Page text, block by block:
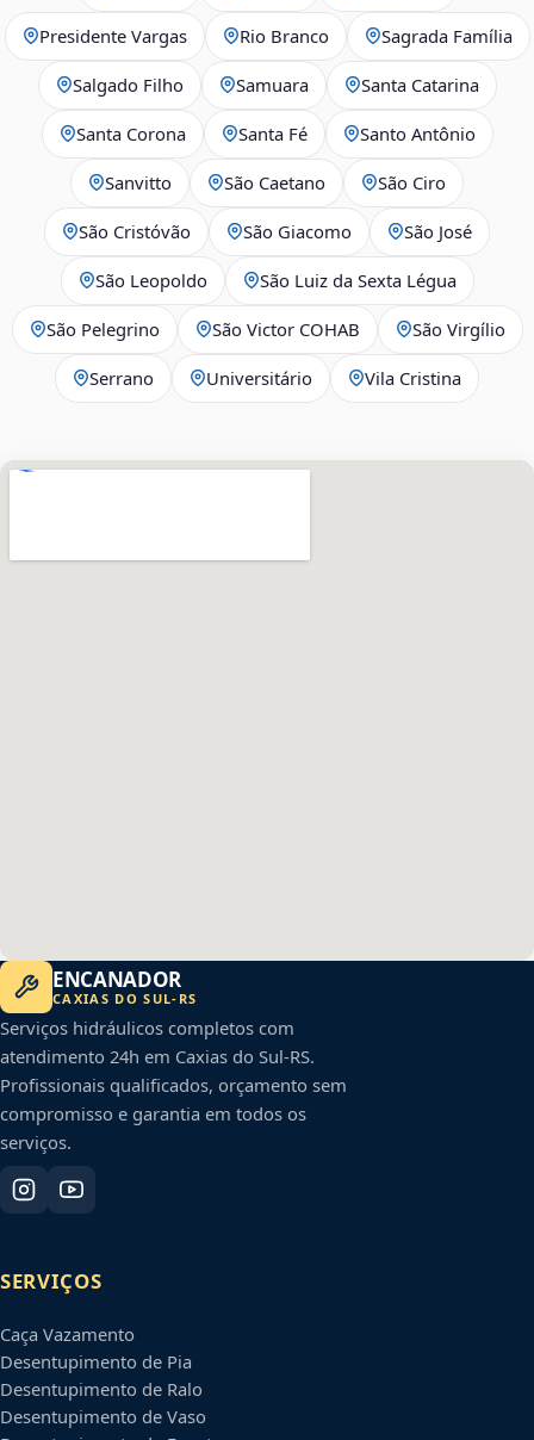
Presidente Vargas Rio Branco Sagrada Família
Salgado Filho Samuara Santa Catarina
Santa Corona Santa Fé Santo Antônio
Sanvitto São Caetano São Ciro
São Cristóvão São Giacomo São José
São Leopoldo São Luiz da Sexta Légua
São Pelegrino São Victor COHAB São Virgílio
Serrano Universitário Vila Cristina
ENCANADOR
CAXIAS DO SUL- RS
Serviços hidráulicos completos com
atendimento 24h em Caxias do Sul-RS.
Profissionais qualificados, orçamento sem
compromisso e garantia em todos os
serviços.
SERVIÇOS
Caça Vazamento
Desentupimento de Pia
Desentupimento de Ralo
Desentupimento de Vaso